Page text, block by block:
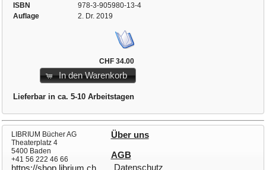
ISBN
978-3-905980-13-4
Auflage
2. Dr. 2019
CHF 34.00
In den Warenkorb
Lieferbar in ca. 5-10 Arbeitstagen
LIBRIUM Bücher AG
Theaterplatz 4
5400 Baden
+41 56 222 46 66
Über uns
AGB
Datenschutz